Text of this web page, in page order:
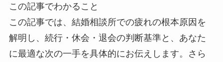
この記事でわかること
この記事では、結婚相談所での疲れの根本原因を
解明し、続行・休会・退会の判断基準と、あなた
に最適な次の一手を具体的にお伝えします。さら